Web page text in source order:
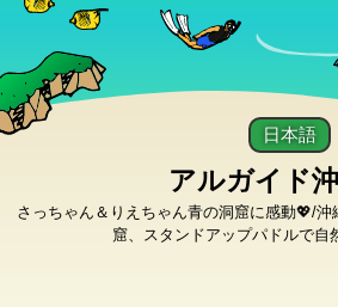
アルガイド
さっちゃん＆りえちゃん青の洞窟に感動💖/
窟、スタンドアップパドルで自
日本語